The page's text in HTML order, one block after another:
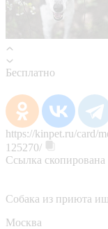
Бесплатно
https://kinpet.ru/card/
125270/
Ссылка скопирована
Собака из приюта
Москва